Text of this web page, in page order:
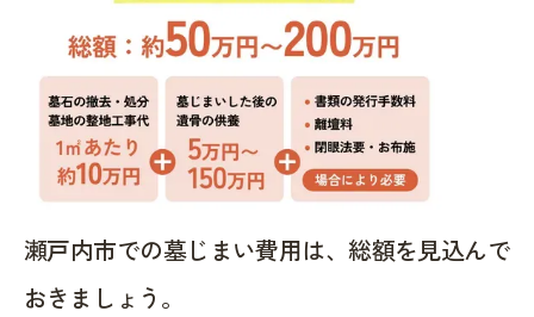
瀬戸内市での墓じまい費用は、総額を見込んで
おきましょう。